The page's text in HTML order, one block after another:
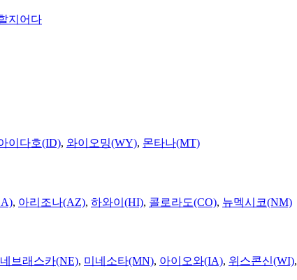
지어다
이다호(ID), 와이오밍(WY), 몬타나(MT)
, 아리조나(AZ), 하와이(HI), 콜로라도(CO), 뉴멕시코(NM)
네브래스카(NE), 미네소타(MN), 아이오와(IA), 위스콘신(WI),